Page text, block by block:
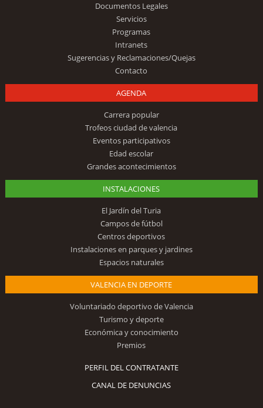
Documentos Legales
Servicios
Programas
Intranets
Sugerencias y Reclamaciones/Quejas
Contacto
AGENDA
Carrera popular
Trofeos ciudad de valencia
Eventos participativos
Edad escolar
Grandes acontecimientos
INSTALACIONES
El Jardín del Turia
Campos de fútbol
Centros deportivos
Instalaciones en parques y jardines
Espacios naturales
VALENCIA EN DEPORTE
Voluntariado deportivo de Valencia
Turismo y deporte
Económica y conocimiento
Premios
PERFIL DEL CONTRATANTE
CANAL DE DENUNCIAS